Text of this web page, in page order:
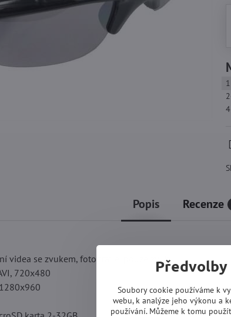
1
4
Popis Recenze
videa se zvukem, fotografie, pouze zvuk.
720x480
Soubory cookie používáme k
webu, k analýze jeho výkonu a
používání. Můžeme k tomu